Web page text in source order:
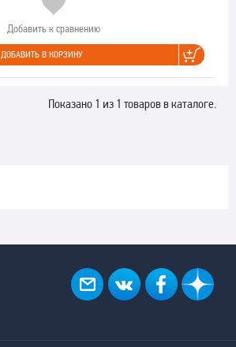
Добавить к сравнению
ДОБАВИТЬ В КОРЗИНУ
Показано 1 из 1 товаров в каталоге.